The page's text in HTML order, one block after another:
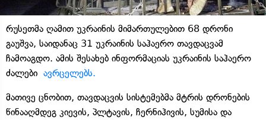
რუსეთმა ღამით უკრაინის მიმართულებით 68 დრონი
გაუშვა, საიდანაც 31 უკრაინის საჰაერო თავდაცვამ
ჩამოაგდო. ამის შესახებ ინფორმაციას უკრაინის საჰაერო
ძალები ავრცელებს.
მათივე ცნობით, თავდაცვის სისტემებმა მტრის დრონების
წინააღმდეგ კიევის, პლტავის, ჩერნიჰივის, სუმისა და